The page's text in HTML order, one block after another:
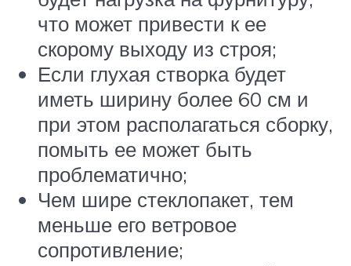
что может привести к ее
скорому выходу из строя;
Если глухая створка будет
иметь ширину более 60 см и
при этом располагаться сборку,
помыть ее может быть
проблематично;
Чем шире стеклопакет, тем
меньше его ветровое
сопротивление;